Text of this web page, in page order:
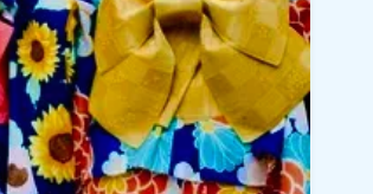
ワールドメイトの救霊